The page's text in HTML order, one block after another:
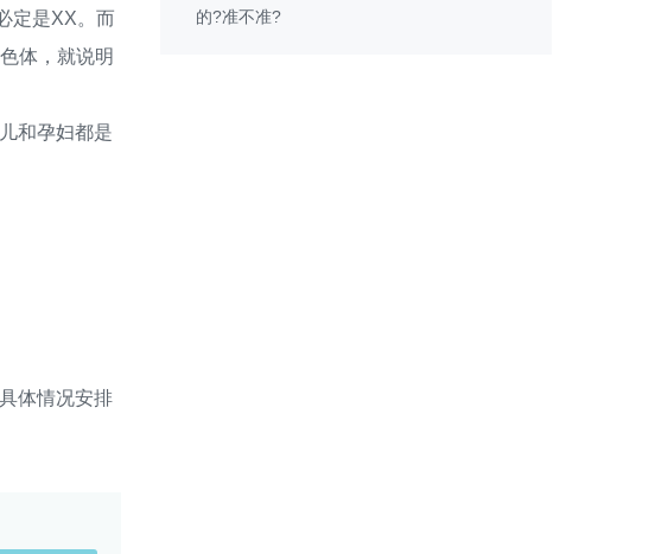
定是XX。而
体，就说明
和孕妇都是
体情况安排
的?准不准?